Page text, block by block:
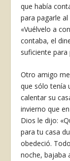
que había
para pagarle
«Vuélvelo a
contaba, el
suficiente para
Otro amigo
que sólo tenía
calentar su
invierno que
Dios le dijo:
para tu casa
obedeció.
noche, bajaba